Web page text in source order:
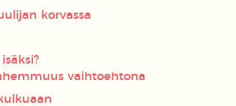
korvassa
vaihtoehtona